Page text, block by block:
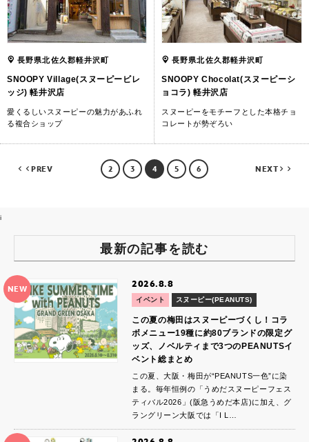
長野県北佐久郡軽井沢町
SNOOPY Village(スヌーピービレ
ッジ) 軽井沢店
愛くるしいスヌーピーの魅力があふれ
る複合ショップ
長野県北佐久郡軽井沢町
SNOOPY Chocolat(スヌーピーシ
ョコラ) 軽井沢店
スヌーピーをモチーフとした本格チョ
コレートが勢ぞろい
PREV 2 3 4 5 6 NEXT
i
最新の記事を読む
NEW 2026.8.8
イベント スヌーピー(PEANUTS)
この夏の梅田はスヌーピーづくし！コラ
ボメニュー19種に約80ブランドの限定グ
ッズ、ノベルティまで3つのPEANUTSイ
ベント総まとめ
この夏、大阪・梅田が“PEANUTS一色”に染
まる。毎年恒例の「うめだスヌーピーフェス
ティバル2026」(阪急うめだ本店)に加え、グ
ラングリーン大阪では「I L…